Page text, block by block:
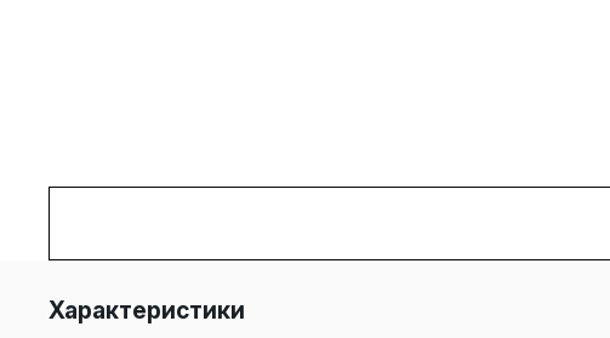
Характеристики